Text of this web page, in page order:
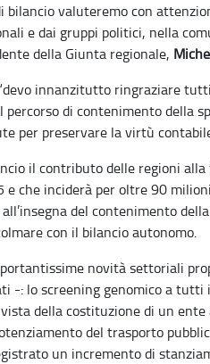
bilancio valuteremo con
e dai gruppi politici, nella
della Giunta regionale,
innanzitutto ringraziare
di contenimento della
per preservare la virtù
il contributo delle regioni
che inciderà per oltre 90
del contenimento
con il bilancio autonomo.
novità settoriali
-: lo screening genomico a
della costituzione di un
del trasporto
un incremento di